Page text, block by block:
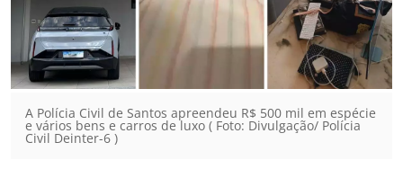
A Polícia Civil de Santos apreendeu R$ 500 mil em espécie
e vários bens e carros de luxo ( Foto: Divulgação/ Polícia
Civil Deinter-6 )